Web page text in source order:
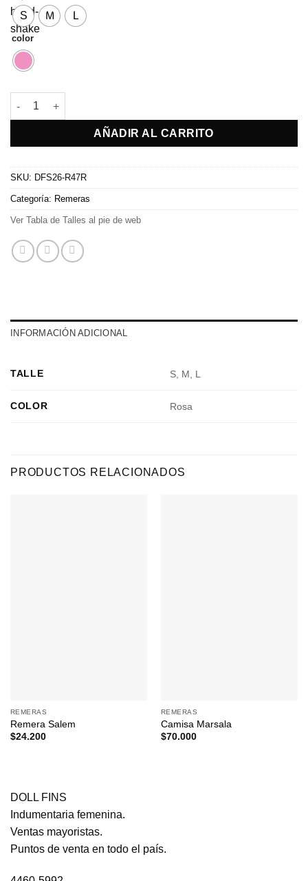
S M L
color
Remera Julia cantidad
AÑADIR AL CARRITO
SKU: DFS26-R47R
Categoría: Remeras
Ver Tabla de Talles al pie de web
INFORMACIÓN ADICIONAL
TALLE S, M, L
COLOR Rosa
PRODUCTOS RELACIONADOS
REMERAS
Remera Salem
$24.200
REMERAS
Camisa Marsala
$70.000
DOLL FINS
Indumentaria femenina.
Ventas mayoristas.
Puntos de venta en todo el país.